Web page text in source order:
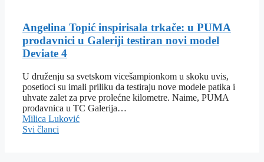
Angelina Topić inspirisala trkače: u PUMA
prodavnici u Galeriji testiran novi model
Deviate 4
U druženju sa svetskom vicešampionkom u skoku uvis,
posetioci su imali priliku da testiraju nove modele patika i
uhvate zalet za prve prolećne kilometre. Naime, PUMA
prodavnica u TC Galerija…
Milica Luković
Svi članci